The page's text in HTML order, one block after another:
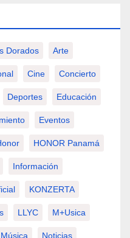
Dorados Arte
Cine Concierto
Deportes Educación
Eventos
HONOR Panamá
Información
KONZERTA
LLYC M+usica
Música Noticias